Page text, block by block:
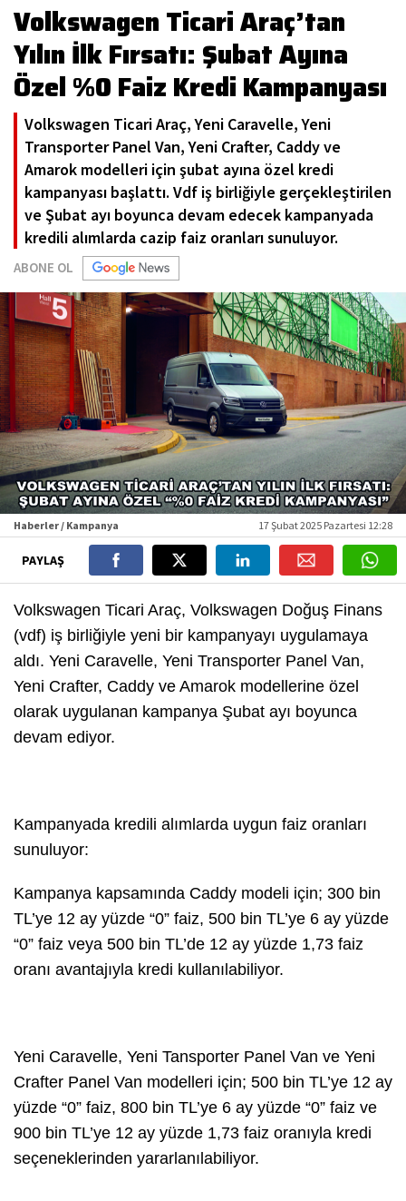
Volkswagen Ticari Araç’tan
Yılın İlk Fırsatı: Şubat Ayına
Özel %0 Faiz Kredi Kampanyası
Volkswagen Ticari Araç, Yeni Caravelle, Yeni
Transporter Panel Van, Yeni Crafter, Caddy ve
Amarok modelleri için şubat ayına özel kredi
kampanyası başlattı. Vdf iş birliğiyle gerçekleştirilen
ve Şubat ayı boyunca devam edecek kampanyada
kredili alımlarda cazip faiz oranları sunuluyor.
ABONE OL
Haberler / Kampanya 17 Şubat 2025 Pazartesi 12:28
PAYLAŞ
Volkswagen Ticari Araç, Volkswagen Doğuş Finans
(vdf) iş birliğiyle yeni bir kampanyayı uygulamaya
aldı. Yeni Caravelle, Yeni Transporter Panel Van,
Yeni Crafter, Caddy ve Amarok modellerine özel
olarak uygulanan kampanya Şubat ayı boyunca
devam ediyor.
Kampanyada kredili alımlarda uygun faiz oranları
sunuluyor:
Kampanya kapsamında Caddy modeli için; 300 bin
TL’ye 12 ay yüzde “0” faiz, 500 bin TL’ye 6 ay yüzde
“0” faiz veya 500 bin TL’de 12 ay yüzde 1,73 faiz
oranı avantajıyla kredi kullanılabiliyor.
Yeni Caravelle, Yeni Tansporter Panel Van ve Yeni
Crafter Panel Van modelleri için; 500 bin TL’ye 12 ay
yüzde “0” faiz, 800 bin TL’ye 6 ay yüzde “0” faiz ve
900 bin TL’ye 12 ay yüzde 1,73 faiz oranıyla kredi
seçeneklerinden yararlanılabiliyor.